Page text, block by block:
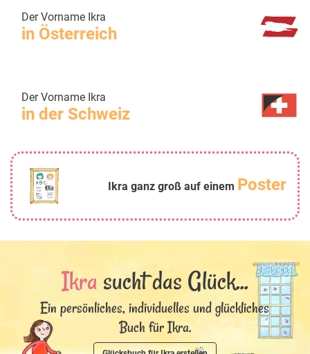
Der Vorname Ikra
in Österreich
Der Vorname Ikra
in der Schweiz
Ikra ganz groß auf einem Poster
Ikra sucht das Glück...
Ein persönliches, individuelles und glückliches
Buch für Ikra.